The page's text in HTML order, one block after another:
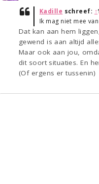
Kadille schreef: ↑
Ik mag niet mee
Dat kan aan hem
gewend is aan altijd
Maar ook aan jou,
dit soort situaties. En
(Of ergens er tussenin)